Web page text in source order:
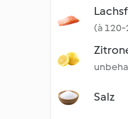
(à 120-
Salz